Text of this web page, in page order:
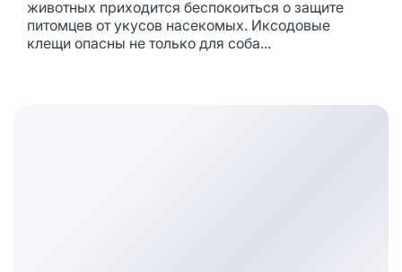
животных приходится беспокоиться о защите
питомцев от укусов насекомых. Иксодовые
клещи опасны не только для соба...